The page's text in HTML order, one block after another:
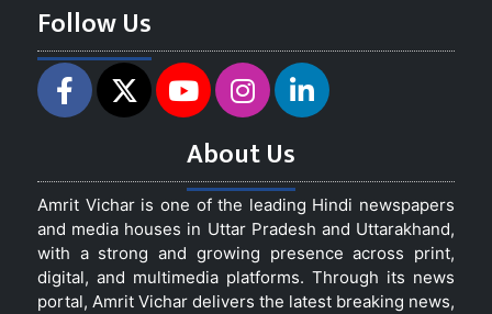
Follow Us
About Us
Amrit Vichar is one of the leading Hindi newspapers
and media houses in Uttar Pradesh and Uttarakhand,
with a strong and growing presence across print,
digital, and multimedia platforms. Through its news
portal, Amrit Vichar delivers the latest breaking news,